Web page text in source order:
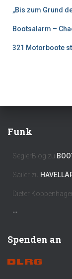
„Bis zum Grund
Bootsalarm –
321 Motorboote
Funk
SeglerBlog zu
Sailer zu
Dieter
…
Spenden an